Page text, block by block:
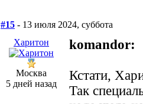
#15 - 13 июля 2024, суббота
Харитон
Москва
5 дней назад
komandor:
Кстати,
Так